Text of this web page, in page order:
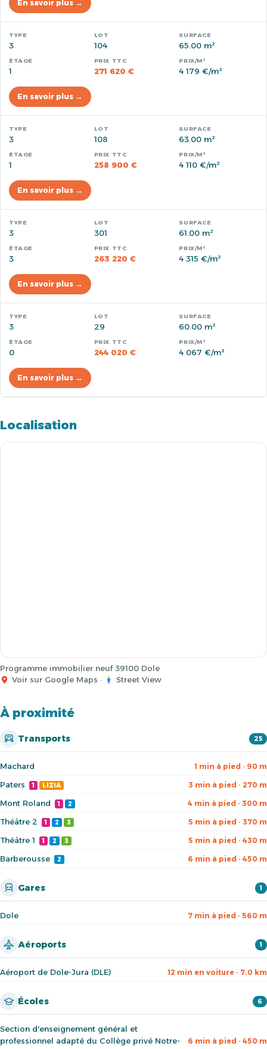
En savoir plus →
3 104 65.00 m²
1 271 620 € 4 179 €/m²
En savoir plus →
3 108 63.00 m²
1 258 900 € 4 110 €/m²
En savoir plus →
3 301 61.00 m²
3 263 220 € 4 315 €/m²
En savoir plus →
3 29 60.00 m²
0 244 020 € 4 067 €/m²
En savoir plus →
Localisation
Programme immobilier neuf 39100 Dole
Voir sur Google Maps · Street View
À proximité
Transports 25
Machard 1 min à pied · 90 m
Paters 1 LIZIA 3 min à pied · 270 m
Mont Roland 1 2 4 min à pied · 300 m
Théâtre 2 1 2 3 5 min à pied · 370 m
Théâtre 1 1 2 3 5 min à pied · 430 m
Barberousse 2 6 min à pied · 450 m
Gares 1
Dole 7 min à pied · 560 m
Aéroports 1
Aéroport de Dole-Jura (DLE) 12 min en voiture · 7.0 km
Écoles 6
Section d'enseignement général et
professionnel adapté du Collège privé Notre-
6 min à pied · 450 m